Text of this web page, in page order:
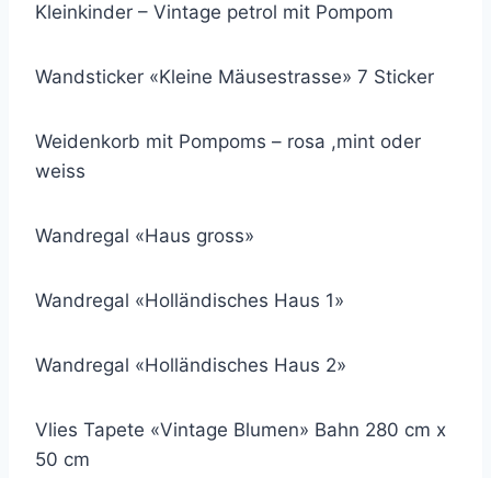
Kleinkinder – Vintage petrol mit Pompom
Wandsticker «Kleine Mäusestrasse» 7 Sticker
Weidenkorb mit Pompoms – rosa ,mint oder
weiss
Wandregal «Haus gross»
Wandregal «Holländisches Haus 1»
Wandregal «Holländisches Haus 2»
Vlies Tapete «Vintage Blumen» Bahn 280 cm x
50 cm